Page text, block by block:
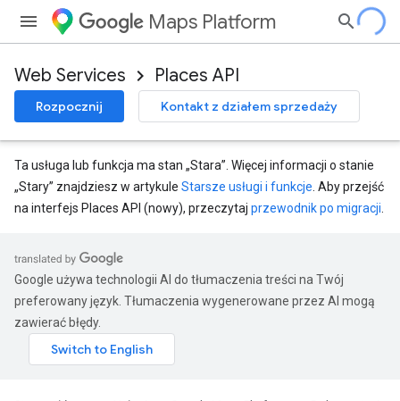
Maps Platform
Web Services Places API
Rozpocznij Kontakt z działem sprzedaży
Ta usługa lub funkcja ma stan „Stara”. Więcej informacji o stanie
„Stary” znajdziesz w artykule Starsze usługi i funkcje . Aby przejść
na interfejs Places API (nowy), przeczytaj przewodnik po migracji
Google używa technologii AI do tłumaczenia treści na Twój
preferowany język. Tłumaczenia wygenerowane przez AI mogą
zawierać błędy.